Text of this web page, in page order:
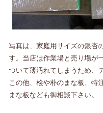
写真は、家庭用サイズの銀杏
す。当店は作業場と売り場が
ついて薄汚れてしまうため、
この他、桧や朴のまな板、特
まな板なども御相談下さい。